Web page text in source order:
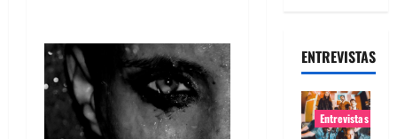
ENTREVISTAS
Entrevistas